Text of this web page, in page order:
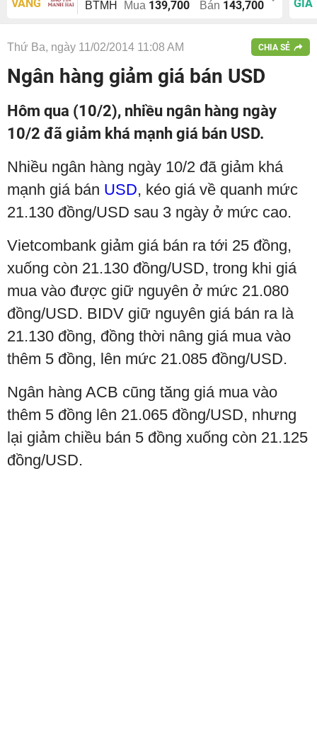
VÀNG
BTMH Mua 139,700 Bán 143,700
GIÁ
Thứ Ba, ngày 11/02/2014 11:08 AM CHIA SẺ
Ngân hàng giảm giá bán USD
Hôm qua (10/2), nhiều ngân hàng ngày
10/2 đã giảm khá mạnh giá bán USD.
Nhiều ngân hàng ngày 10/2 đã giảm khá
mạnh giá bán USD, kéo giá về quanh mức
21.130 đồng/USD sau 3 ngày ở mức cao.
Vietcombank giảm giá bán ra tới 25 đồng,
xuống còn 21.130 đồng/USD, trong khi giá
mua vào được giữ nguyên ở mức 21.080
đồng/USD. BIDV giữ nguyên giá bán ra là
21.130 đồng, đồng thời nâng giá mua vào
thêm 5 đồng, lên mức 21.085 đồng/USD.
Ngân hàng ACB cũng tăng giá mua vào
thêm 5 đồng lên 21.065 đồng/USD, nhưng
lại giảm chiều bán 5 đồng xuống còn 21.125
đồng/USD.